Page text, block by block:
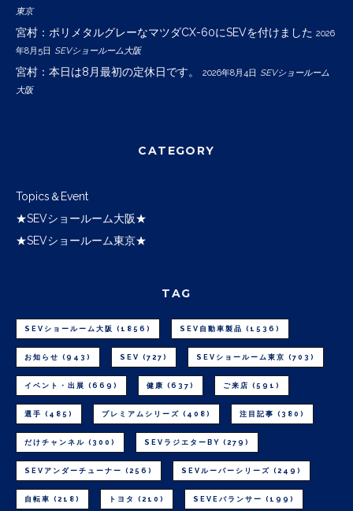
東京
宮村：ポリメタルグレーなマツダCX-60にSEVを付けました 2026
年8月5日 SEVショールーム大阪
宮村：本日は8月最初の定休日です。 2026年8月4日 SEVショールーム
大阪
CATEGORY
Topics＆Event
★SEVショールーム大阪★
★SEVショールーム東京★
TAG
SEVショールーム大阪 (1856) SEV自動車製品 (1536)
お知らせ (943) SEV (727) SEVショールーム東京 (703)
イベント・出展 (669) 健康 (637) ご来店 (591)
選手 (485) プレミアムシリーズ (408) 注目記事 (380)
だけチャンネル (300) SEVラジエターBY (279)
SEVアンダーチューナー (256) SEVルーパーシリーズ (249)
自転車 (218) トヨタ (210) SEVEバランサー (199)